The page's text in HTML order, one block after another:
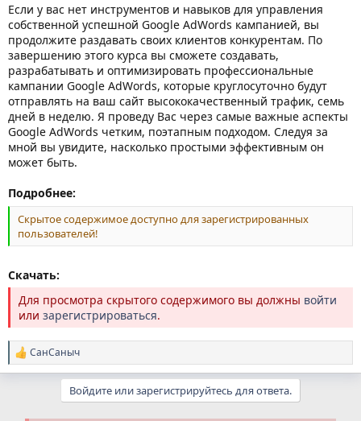
Если у вас нет инструментов и навыков для управления
собственной успешной Google AdWords кампанией, вы
продолжите раздавать своих клиентов конкурентам. По
завершению этого курса вы сможете создавать,
разрабатывать и оптимизировать профессиональные
кампании Google AdWords, которые круглосуточно будут
отправлять на ваш сайт высококачественный трафик, семь
дней в неделю. Я проведу Вас через самые важные аспекты
Google AdWords четким, поэтапным подходом. Следуя за
мной вы увидите, насколько простыми эффективным он
может быть.
Подробнее:
Скрытое содержимое доступно для зарегистрированных
пользователей!
Скачать:
Для просмотра скрытого содержимого вы должны войти
или зарегистрироваться.
Р
е
СанСаныч
Войдите или зарегистрируйтесь для ответа.